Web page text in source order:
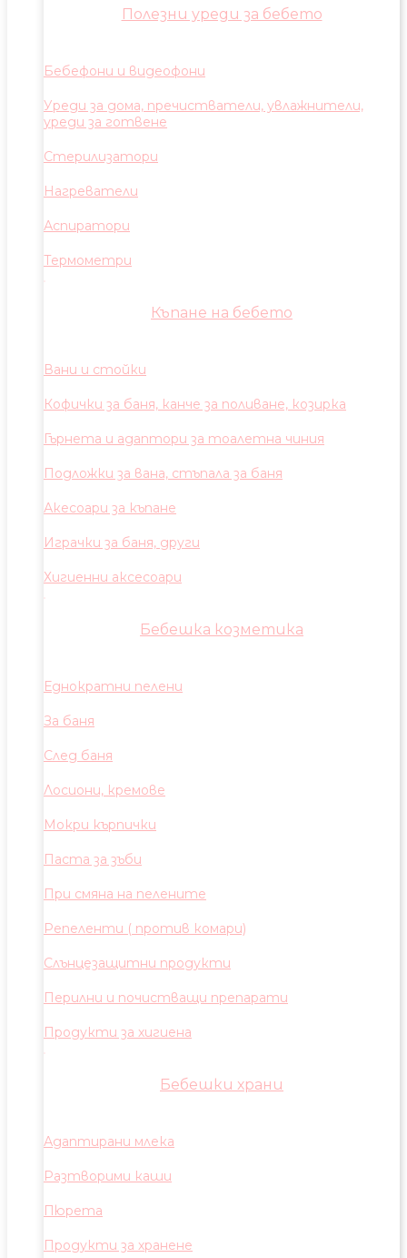
Полезни уреди за бебето
Бебефони и видеофони
Уреди за дома, пречистватели, увлажнители,
уреди за готвене
Стерилизатори
Нагреватели
Аспиратори
Термометри
Къпане на бебето
Вани и стойки
Кофички за баня, канче за поливане, козирка
Гърнета и адаптори за тоалетна чиния
Подложки за вана, стъпала за баня
Акесоари за къпане
Играчки за баня, други
Хигиенни аксесоари
Бебешка козметика
Еднократни пелени
За баня
След баня
Лосиони, кремове
Мокри кърпички
Паста за зъби
При смяна на пелените
Репеленти ( против комари)
Слънцезащитни продукти
Перилни и почистващи препарати
Продукти за хигиена
Бебешки храни
Адаптирани млека
Разтворими каши
Пюрета
Продукти за хранене